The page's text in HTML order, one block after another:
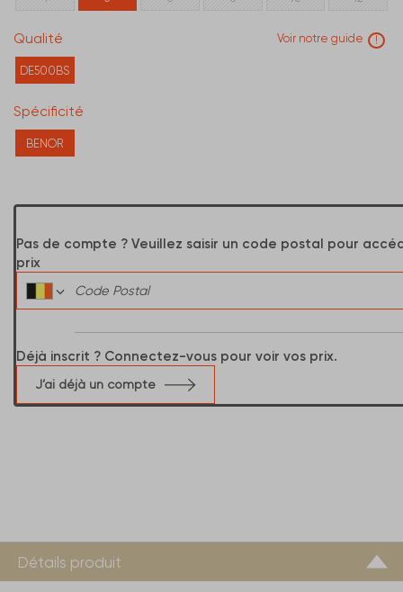
Qualité Voir notre guide !
DE500BS
Spécificité
BENOR
Pas de compte ? Veuillez saisir un code postal pour
prix
Déjà inscrit ? Connectez-vous pour voir vos prix.
J’ai déjà un compte
Détails produit